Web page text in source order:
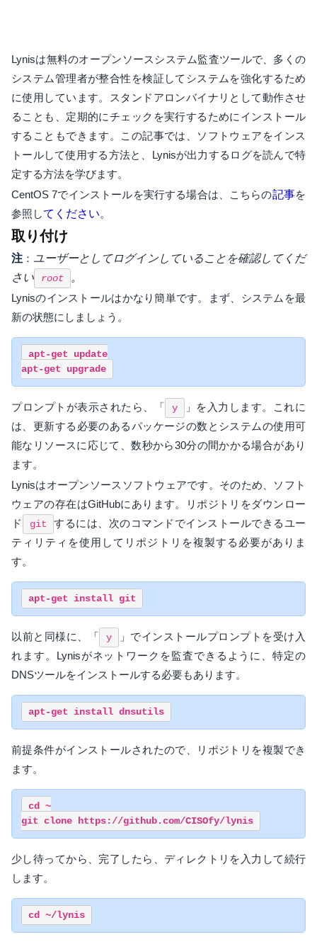
Lynisは無料のオープンソースシステム監査ツールで、多くの
システム管理者が整合性を検証してシステムを強化するため
に使用しています。スタンドアロンバイナリとして動作させ
ることも、定期的にチェックを実行するためにインストール
することもできます。この記事では、ソフトウェアをインス
トールして使用する方法と、Lynisが出力するログを読んで特
定する方法を学びます。
CentOS 7でインストールを実行する場合は、こちらの記事を
参照してください。
取り付け
注 ： ユーザーとしてログインしていることを確認してくだ
さい
root
。
Lynisのインストールはかなり簡単です。まず、システムを最
新の状態にしましょう。
apt-get update
プロンプトが表示されたら、「 y
」を入力します。これに
は、更新する必要のあるパッケージの数とシステムの使用可
能なリソースに応じて、数秒から30分の間かかる場合があり
ます。
Lynisはオープンソースソフトウェアです。そのため、ソフト
ウェアの存在はGitHubにあります。リポジトリをダウンロー
ド
git
するには、次のコマンドでインストールできるユー
ティリティを使用してリポジトリを複製する必要がありま
す。
以前と同様に、「 y
」でインストールプロンプトを受け入
れます。Lynisがネットワークを監査できるように、特定の
DNSツールをインストールする必要もあります。
前提条件がインストールされたので、リポジトリを複製でき
ます。
cd ~
少し待ってから、完了したら、ディレクトリを入力して続行
します。